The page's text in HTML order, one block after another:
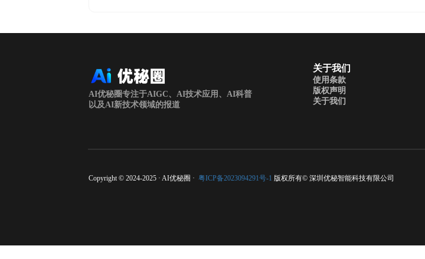
AI优秘圈专注于AIGC、AI技术应用、AI科普
以及AI新技术领域的报道
关于我们
使用条款
版权声明
关于我们
Copyright © 2024-2025 · AI优秘圈 · 粤ICP备2023094291号-1 版权所有© 深圳优秘智能科技有限公司